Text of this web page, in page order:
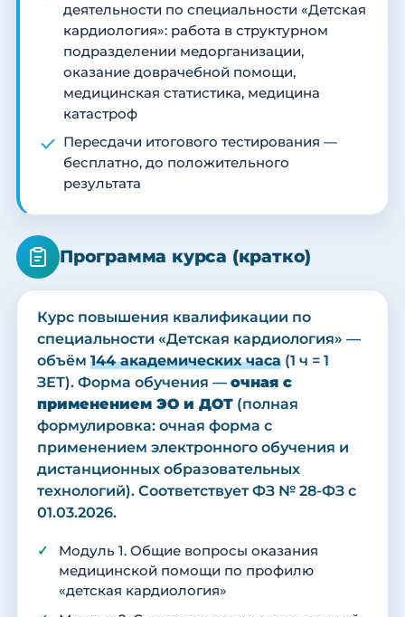
деятельности по специальности «Детская
кардиология»: работа в структурном
подразделении медорганизации,
оказание доврачебной помощи,
медицинская статистика, медицина
катастроф
Пересдачи итогового тестирования —
бесплатно, до положительного
результата
Программа курса (кратко)
Курс повышения квалификации по
специальности «Детская кардиология» —
объём 144 академических часа (1 ч = 1
ЗЕТ). Форма обучения — очная с
применением ЭО и ДОТ (полная
формулировка: очная форма с
применением электронного обучения и
дистанционных образовательных
технологий). Соответствует ФЗ № 28-ФЗ с
01.03.2026.
Модуль 1. Общие вопросы оказания
медицинской помощи по профилю
«детская кардиология»